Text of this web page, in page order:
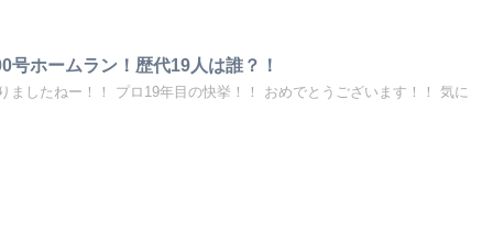
号ホームラン！歴代19人は誰？！
ましたねー！！ プロ19年目の快挙！！ おめでとうございます！！ 気に